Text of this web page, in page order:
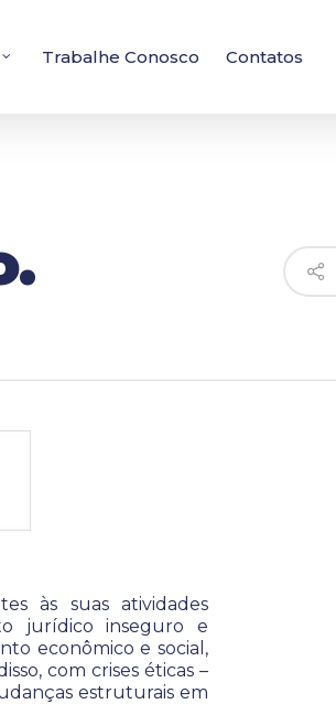
Trabalhe Conosco Contatos
às suas atividades
jurídico inseguro e
econômico e social,
com crises éticas –
estruturais em